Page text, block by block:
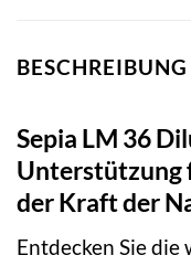
BESCHREIBUNG
Sepia LM 36
Unterstützung
der Kraft der
Entdecken Sie